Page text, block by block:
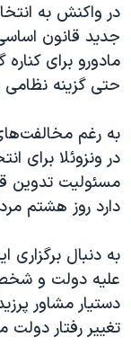
نرگس محمدی
همایش
صفحه‌های ویژه
در واکنش به
جدید قانون اساسی
مادورو برای
حتی گزینه نظامی
به رغم
مسئولیت تدوین
دارد روز هشتم
به دنبال برگزاری
علیه دولت و
دستیار مشاور
تغییر رفتار دولت